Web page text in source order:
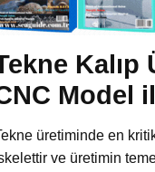
Model
üretiminde en
ve üretimin